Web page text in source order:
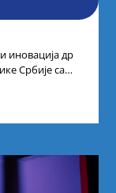
иновација др
Србије са